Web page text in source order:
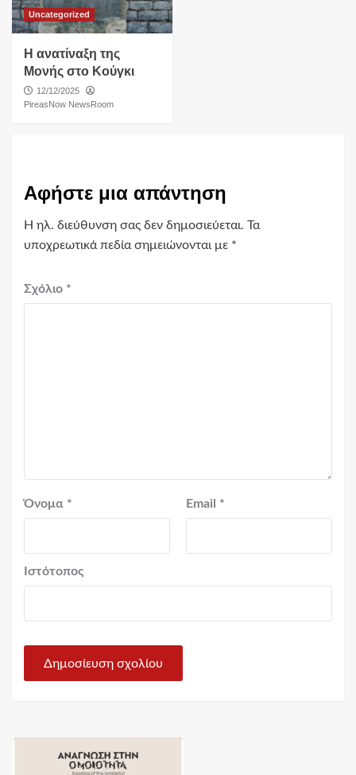
Uncategorized
Η ανατίναξη της
Μονής στο Κούγκι
12/12/2025
PireasNow NewsRoom
Αφήστε μια απάντηση
Η ηλ. διεύθυνση σας δεν δημοσιεύεται. Τα
υποχρεωτικά πεδία σημειώνονται με *
Σχόλιο *
Όνομα * Email *
Ιστότοπος